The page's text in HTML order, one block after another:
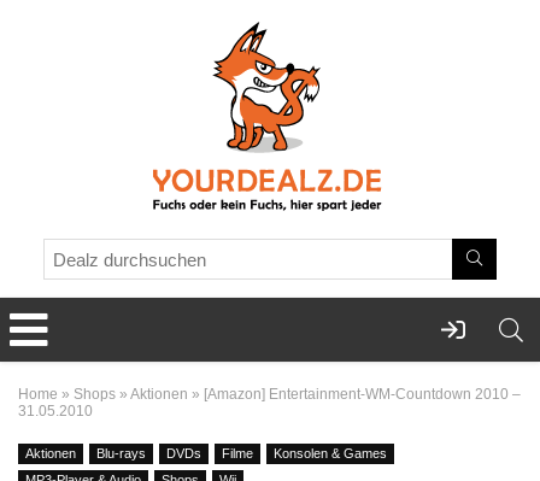
Home » Shops » Aktionen » [Amazon] Entertainment-WM-Countdown 2010 –
31.05.2010
Aktionen Blu-rays DVDs Filme
Konsolen & Games